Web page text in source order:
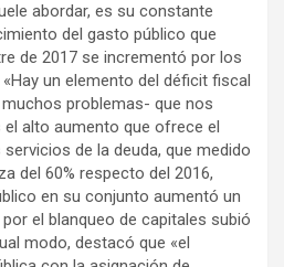
abordar, es su constante
del gasto público que
de 2017 se incrementó por los
un elemento del déficit fiscal
problemas- que nos
alto aumento que ofrece el
de la deuda, que medido
del 60% respecto del 2016,
en su conjunto aumentó un
el blanqueo de capitales subió
modo, destacó que «el